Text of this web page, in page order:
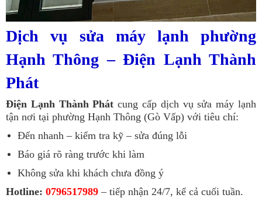
Dịch vụ sửa máy lạnh phường
Hạnh Thông – Điện Lạnh Thành
Phát
Điện Lạnh Thành Phát cung cấp dịch vụ sửa máy lạnh
tận nơi tại phường Hạnh Thông (Gò Vấp) với tiêu chí:
Đến nhanh – kiểm tra kỹ – sửa đúng lỗi
Báo giá rõ ràng trước khi làm
Không sửa khi khách chưa đồng ý
Hotline: 0796517989 – tiếp nhận 24/7, kể cả cuối tuần.